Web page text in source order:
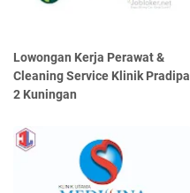
Lowongan Kerja Perawat &
Cleaning Service Klinik Pradipa
2 Kuningan